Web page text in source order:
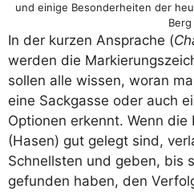
und einige Besonderheiten der
Berg
In der kurzen Ansprache (
werden die
sollen alle wissen, woran
eine Sackgasse oder auch
Optionen erkennt. Wenn die
(Hasen) gut gelegt sind,
Schnellsten und geben, bis
gefunden haben, den